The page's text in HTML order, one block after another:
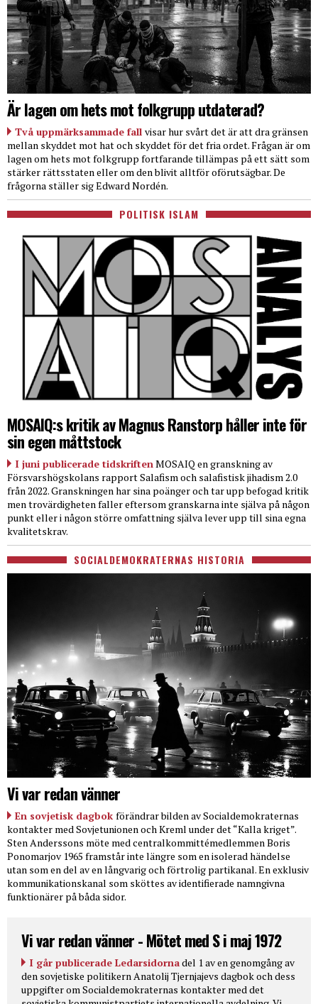
Är lagen om hets mot folkgrupp utdaterad?
Två uppmärksammade fall visar hur svårt det är att dra gränsen
mellan skyddet mot hat och skyddet för det fria ordet. Frågan är om
lagen om hets mot folkgrupp fortfarande tillämpas på ett sätt som
stärker rättsstaten eller om den blivit alltför oförutsägbar. De
frågorna ställer sig Edward Nordén.
POLITISK ISLAM
MOSAIQ:s kritik av Magnus Ranstorp håller inte för
sin egen måttstock
I juni publicerade tidskriftenMOSAIQ en granskning av
Försvarshögskolans rapport Salafism och salafistisk jihadism 2.0
från 2022. Granskningen har sina poänger och tar upp befogad kritik
men trovärdigheten faller eftersom granskarna inte själva på någon
punkt eller i någon större omfattning själva lever upp till sina egna
kvalitetskrav.
SOCIALDEMOKRATERNAS HISTORIA
Vi var redan vänner
En sovjetisk dagbok förändrar bilden av Socialdemokraternas
kontakter med Sovjetunionen och Kreml under det “Kalla kriget”.
Sten Anderssons möte med centralkommittémedlemmen Boris
Ponomarjov 1965 framstår inte längre som en isolerad händelse
utan som en del av en långvarig och förtrolig partikanal. En exklusiv
kommunikationskanal som sköttes av identifierade namngivna
funktionärer på båda sidor.
Vi var redan vänner - Mötet med S i maj 1972
I går publicerade Ledarsidornadel 1 av en genomgång av
den sovjetiske politikern Anatolij Tjernjajevs dagbok och dess
uppgifter om Socialdemokraternas kontakter med det